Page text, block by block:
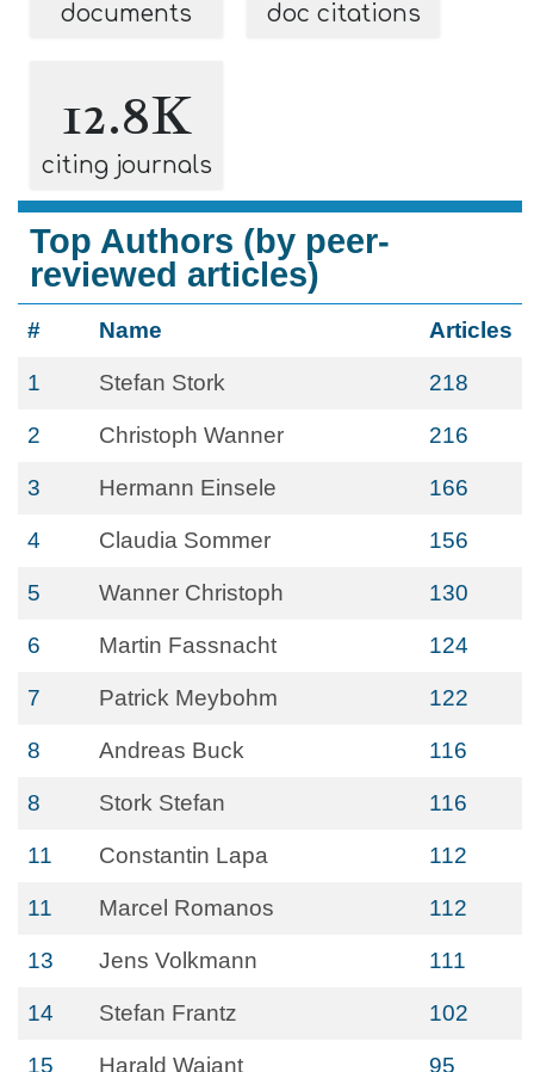
documents doc citations
12.8K
citing journals
Top Authors (by peer-
reviewed articles)
# Name Articles
1 Stefan Stork 218
2 Christoph Wanner 216
3 Hermann Einsele 166
4 Claudia Sommer 156
5 Wanner Christoph 130
6 Martin Fassnacht 124
7 Patrick Meybohm 122
8 Andreas Buck 116
8 Stork Stefan 116
11 Constantin Lapa 112
11 Marcel Romanos 112
13 Jens Volkmann 111
14 Stefan Frantz 102
15 Harald Wajant 95